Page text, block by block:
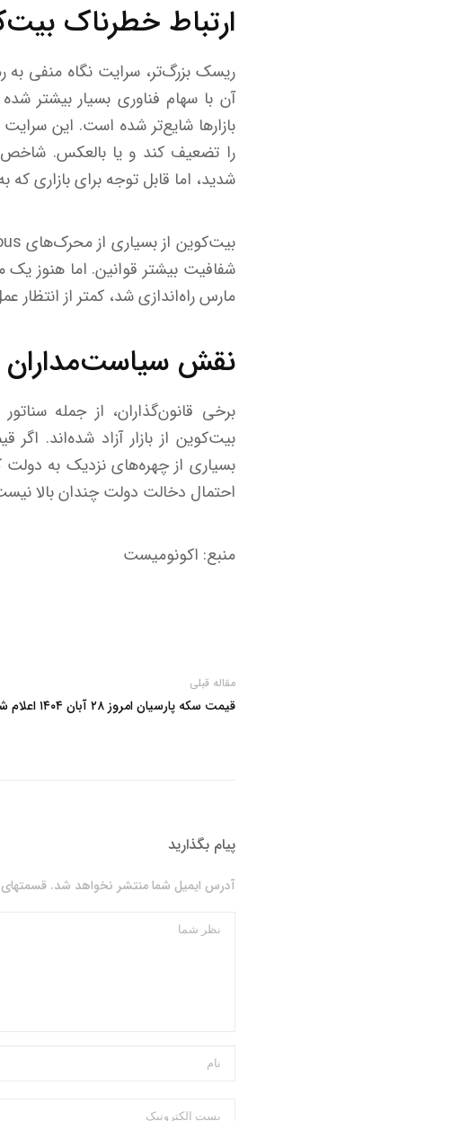
ارتباط خطرناک
آن با سهام فناوری بسیار بیشتر
بازار‌ها شایع‌تر شده است. این
شدید، اما قابل توجه برای بازاری
شفافیت بیشتر قوانین. اما هنوز
مارس راه‌اندازی شد، کمتر از
نقش سیاست‌مداران
برخی قانون‌گذاران، از جمله
بیت‌کوین از بازار آزاد شده‌اند.
بسیاری از چهره‌های نزدیک به دولت
احتمال دخالت دولت چندان بالا
منبع: اکونومیست
مقاله قبلی
قیمت سکه پارسیان امروز ۲۸ آبان ۱۴۰۴ اعلام شد + جدول
پیام بگذارید
آدرس ایمیل شما منتشر نخواهد شد.